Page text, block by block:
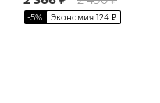
-5% Экономия 124 ₽